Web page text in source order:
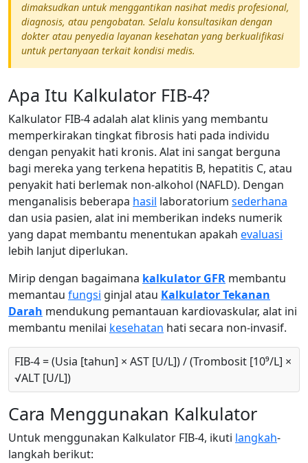
dimaksudkan untuk menggantikan nasihat medis profesional,
diagnosis, atau pengobatan. Selalu konsultasikan dengan
dokter atau penyedia layanan kesehatan yang berkualifikasi
untuk pertanyaan terkait kondisi medis.
Apa Itu Kalkulator FIB-4?
Kalkulator FIB-4 adalah alat klinis yang membantu
memperkirakan tingkat fibrosis hati pada individu
dengan penyakit hati kronis. Alat ini sangat berguna
bagi mereka yang terkena hepatitis B, hepatitis C, atau
penyakit hati berlemak non-alkohol (NAFLD). Dengan
menganalisis beberapa hasil laboratorium sederhana
dan usia pasien, alat ini memberikan indeks numerik
yang dapat membantu menentukan apakah evaluasi
lebih lanjut diperlukan.
Mirip dengan bagaimana kalkulator GFR membantu
memantau fungsi ginjal atau Kalkulator Tekanan
Darah mendukung pemantauan kardiovaskular, alat ini
membantu menilai kesehatan hati secara non-invasif.
FIB-4 = (Usia [tahun] × AST [U/L]) / (Trombosit [10⁹/L] ×
√ALT [U/L])
Cara Menggunakan Kalkulator
Untuk menggunakan Kalkulator FIB-4, ikuti langkah-
langkah berikut: